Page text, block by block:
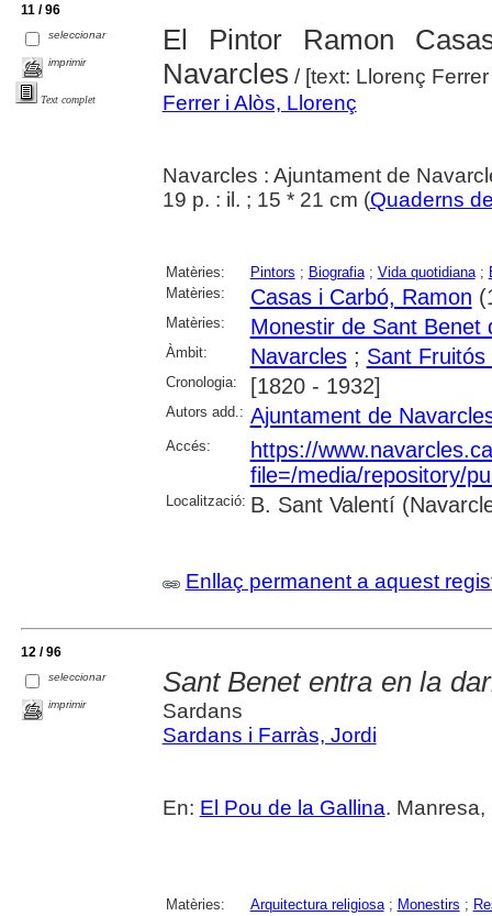
11 / 96
seleccionar
imprimir
Text complet
El Pintor Ramon
Navarcles / [text: Llorenç
Ferrer i Alòs, Llorenç
Navarcles : Ajuntament de
19 p. : il. ; 15 * 21 cm (Quaderns
Matèries: Pintors ; Biografia; Vida quotidiana;
Matèries:
Casas i Carbó, Ramon
Matèries: Monestir de Sant Benet
Àmbit: Navarcles; Sant Fruitós
Cronologia: [1820 - 1932]
Autors add.: Ajuntament de
Accés:
https://
file=/media/repository/
Localització: B. Sant Valentí
Enllaç permanent a aquest
12 / 96
seleccionar
imprimir
Sant Benet entra en la
Sardans
Sardans i Farràs, Jordi
En: El Pou de la Gallina. Manresa,
Matèries: Arquitectura religiosa; Monestirs ;